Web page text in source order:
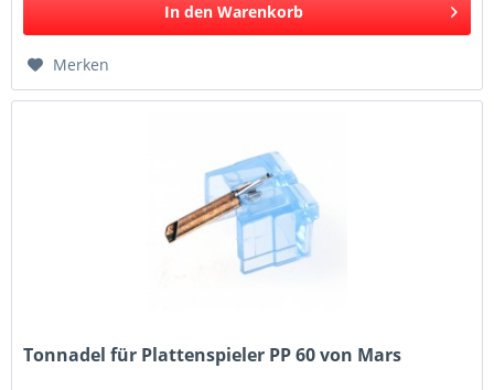
In den Warenkorb
Merken
Tonnadel für Plattenspieler PP 60 von Mars